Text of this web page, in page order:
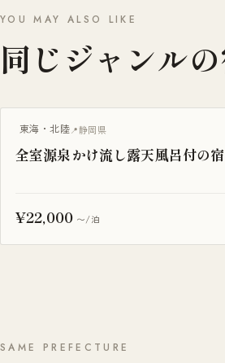
YOU MAY ALSO LIKE
同じジャンル
露天風呂付き客室
東海・北陸 静岡県
全室源泉かけ流し露天風呂付の
¥22,000 〜/泊
SAME PREFECTURE